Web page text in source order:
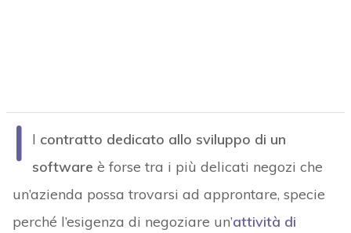
I l contratto dedicato allo sviluppo di un
software è forse tra i più delicati negozi che
un’azienda possa trovarsi ad approntare, specie
perché l’esigenza di negoziare un’attività di